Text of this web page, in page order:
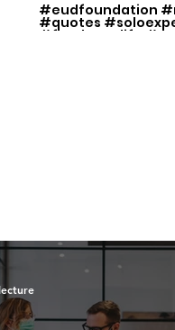
#eudfoundation
#quotes
#freelancelife